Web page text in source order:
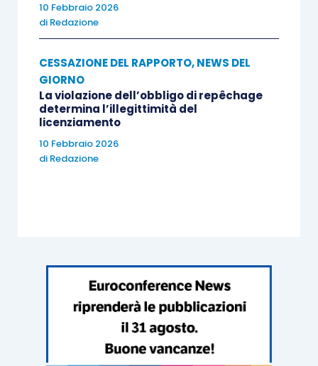
10 Febbraio 2026
di Redazione
CESSAZIONE DEL RAPPORTO,NEWS DEL
GIORNO
La violazione dell’obbligo di repêchage
determina l’illegittimità del
licenziamento
10 Febbraio 2026
di Redazione